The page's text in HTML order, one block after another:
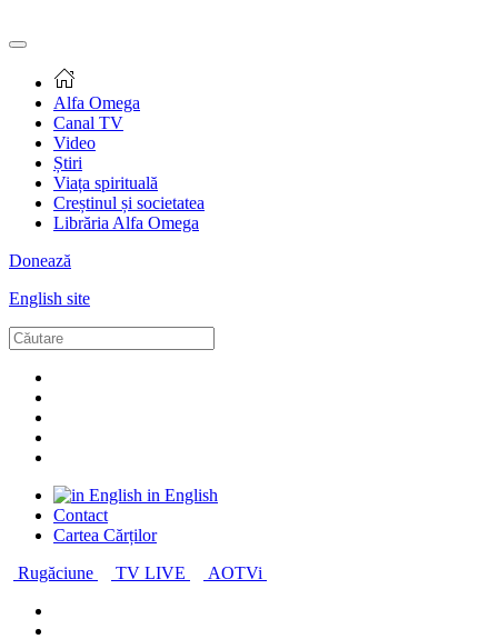
Alfa Omega
Canal TV
Video
Știri
Viața spirituală
Creștinul și societatea
Librăria Alfa Omega
Donează
English site
in English
Contact
Cartea Cărților
Rugăciune
TV LIVE AOTVi